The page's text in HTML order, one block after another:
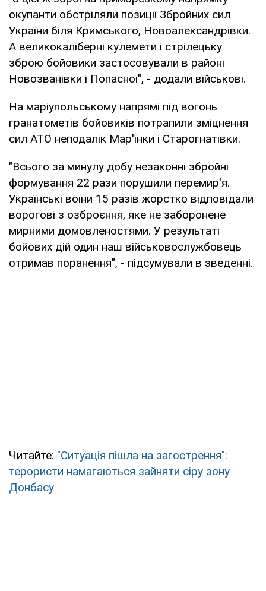
окупанти обстріляли позиції Збройних сил
України біля Кримського, Новоалександрівки.
А великокаліберні кулемети і стрілецьку
зброю бойовики застосовували в районі
Новозванівки і Попасної", - додали військові.
На маріупольському напрямі під вогонь
гранатометів бойовиків потрапили зміцнення
сил АТО неподалік Мар'їнки і Старогнатівки.
"Всього за минулу добу незаконні збройні
формування 22 рази порушили перемир'я.
Українські воїни 15 разів жорстко відповідали
ворогові з озброєння, яке не заборонене
мирними домовленостями. У результаті
бойових дій один наш військовослужбовець
отримав поранення", - підсумували в зведенні.
Читайте: "Ситуація пішла на загострення":
терористи намагаються зайняти сіру зону
Донбасу